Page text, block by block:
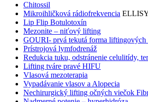
Chitossil
Mikroihličková rádiofrekvencia
Lip Flip Botulotoxín
Mezonite – niťový lifting
GOURI- prvá tekutá forma liftingových
Prístrojová lymfodrenáž
Redukcia tuku, odstránenie celulitídy,
Lifting tváre pravé HIFU
Vlasová mezoterapia
Vypadávanie vlasov a Alopecia
Nechirurgický lifting očných viečok